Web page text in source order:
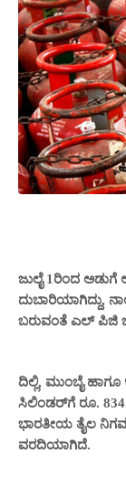
ಜುಲೈ 1ರಿಂದ ಅಡುಗೆ
ದುಬಾರಿಯಾಗಿದ್ದು,
ಬರುವಂತೆ ಎಲ್‌ ಪಿಜಿ
ದಿಲ್ಲಿ, ಮುಂಬೈ
ಸಿಲಿಂಡರ್‌ಗೆ ರೂ.
ಭಾರತೀಯ ತೈಲ
ವರದಿಯಾಗಿದೆ.